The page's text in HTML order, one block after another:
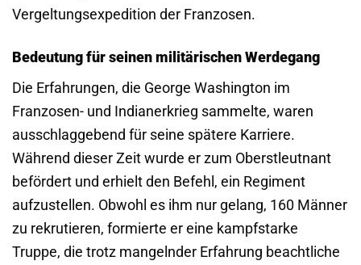
Vergeltungsexpedition der Franzosen.
Bedeutung für seinen militärischen Werdegang
Die Erfahrungen, die George Washington im
Franzosen- und Indianerkrieg sammelte, waren
ausschlaggebend für seine spätere Karriere.
Während dieser Zeit wurde er zum Oberstleutnant
befördert und erhielt den Befehl, ein Regiment
aufzustellen. Obwohl es ihm nur gelang, 160 Männer
zu rekrutieren, formierte er eine kampfstarke
Truppe, die trotz mangelnder Erfahrung beachtliche